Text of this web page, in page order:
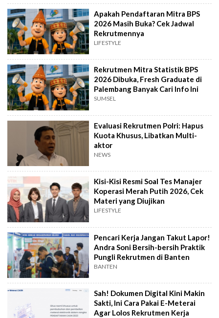
Apakah Pendaftaran Mitra BPS
2026 Masih Buka? Cek Jadwal
Rekrutmennya
LIFESTYLE
Rekrutmen Mitra Statistik BPS
2026 Dibuka, Fresh Graduate di
Palembang Banyak Cari Info Ini
SUMSEL
Evaluasi Rekrutmen Polri: Hapus
Kuota Khusus, Libatkan Multi-
aktor
NEWS
Kisi-Kisi Resmi Soal Tes Manajer
Koperasi Merah Putih 2026, Cek
Materi yang Diujikan
LIFESTYLE
Pencari Kerja Jangan Takut Lapor!
Andra Soni Bersih-bersih Praktik
Pungli Rekrutmen di Banten
BANTEN
Sah! Dokumen Digital Kini Makin
Sakti, Ini Cara Pakai E-Meterai
Agar Lolos Rekrutmen Kerja